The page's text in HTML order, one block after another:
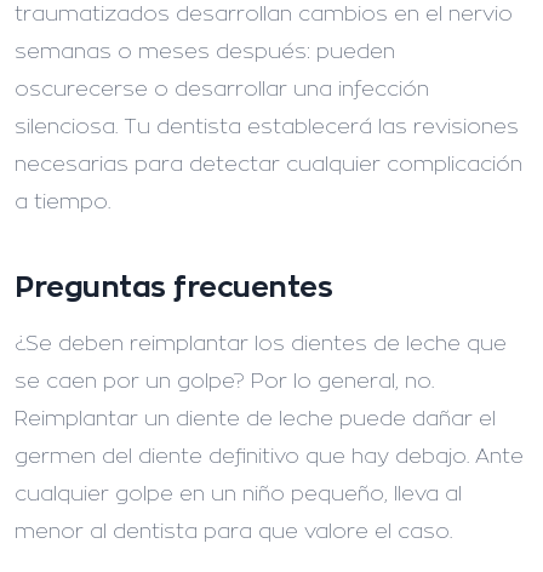
traumatizados desarrollan cambios en el nervio
semanas o meses después: pueden
oscurecerse o desarrollar una infección
silenciosa. Tu dentista establecerá las revisiones
necesarias para detectar cualquier complicación
a tiempo.
Preguntas frecuentes
¿Se deben reimplantar los dientes de leche que
se caen por un golpe? Por lo general, no.
Reimplantar un diente de leche puede dañar el
germen del diente definitivo que hay debajo. Ante
cualquier golpe en un niño pequeño, lleva al
menor al dentista para que valore el caso.